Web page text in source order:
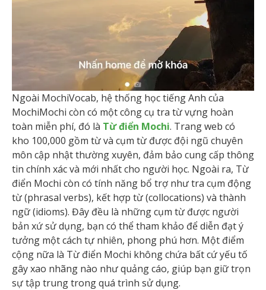
Ngoài MochiVocab, hệ thống học tiếng Anh của
MochiMochi còn có một công cụ tra từ vựng hoàn
toàn miễn phí, đó là Từ điển Mochi. Trang web có
kho 100,000 gồm từ và cụm từ được đội ngũ chuyên
môn cập nhật thường xuyên, đảm bảo cung cấp thông
tin chính xác và mới nhất cho người học. Ngoài ra, Từ
điển Mochi còn có tính năng bổ trợ như tra cụm động
từ (phrasal verbs), kết hợp từ (collocations) và thành
ngữ (idioms). Đây đều là những cụm từ được người
bản xứ sử dụng, bạn có thể tham khảo để diễn đạt ý
tưởng một cách tự nhiên, phong phú hơn. Một điểm
cộng nữa là Từ điển Mochi không chứa bất cứ yếu tố
gây xao nhãng nào như quảng cáo, giúp bạn giữ trọn
sự tập trung trong quá trình sử dụng.